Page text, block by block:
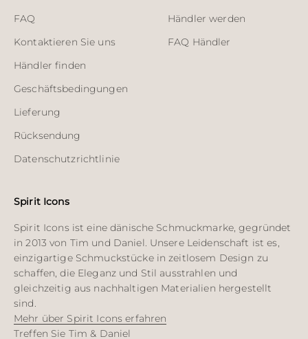
FAQ
Kontaktieren Sie uns
Händler finden
Geschäftsbedingungen
Lieferung
Rücksendung
Datenschutzrichtlinie
Händler werden
FAQ Händler
Spirit Icons
Spirit Icons ist eine dänische Schmuckmarke, gegründet
in 2013 von Tim und Daniel. Unsere Leidenschaft ist es,
einzigartige Schmuckstücke in zeitlosem Design zu
schaffen, die Eleganz und Stil ausstrahlen und
gleichzeitig aus nachhaltigen Materialien hergestellt
sind.
Mehr über Spirit Icons erfahren
Treffen Sie Tim & Daniel